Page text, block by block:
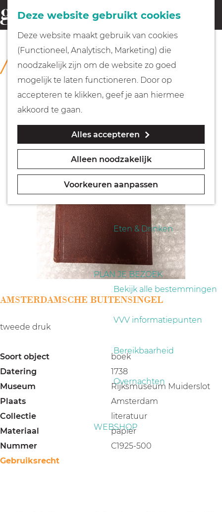
Deze website gebruikt cookies
Deze website maakt gebruik van cookies
(Functioneel, Analytisch, Marketing) die
noodzakelijk zijn om de website zo goed
mogelijk te laten functioneren. Door op
accepteren te klikken, geef je aan hiermee
akkoord te gaan.
Alles accepteren
Alleen noodzakelijk
Voorkeuren aanpassen
G
a
Fietsen
Wandelen
Geocachen
Naar het museum
Eten & Drinken
PLAN JE BEZOEK
Bekijk alle bestemmingen
VVV informatiepunten
Bereikbaarheid
Overnachten
WEBSHOP
o
e
k
e
n
COLLECTIE
Rijksmuseum Muiderslot
AMSTERDAMSCHE BUITENSINGEL
tweede druk
Soort object
boek
Datering
1738
Museum
Rijksmuseum Muiderslot
Plaats
Amsterdam
Collectie
literatuur
Materiaal
papier
Nummer
C1925-500
Gebruiksrecht